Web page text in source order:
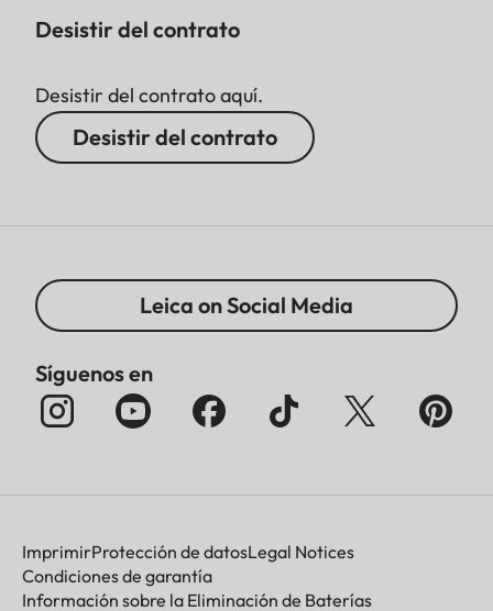
Desistir del contrato
Desistir del contrato aquí.
Desistir del contrato
Leica on Social Media
Síguenos en
ImprimirProtección de datosLegal Notices
Condiciones de garantía
Información sobre la Eliminación de Baterías